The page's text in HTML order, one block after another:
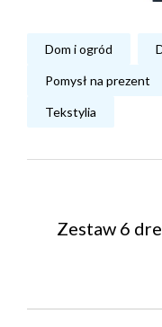
Dom i ogród
Pomysł na prezent
Tekstylia
Zestaw 6